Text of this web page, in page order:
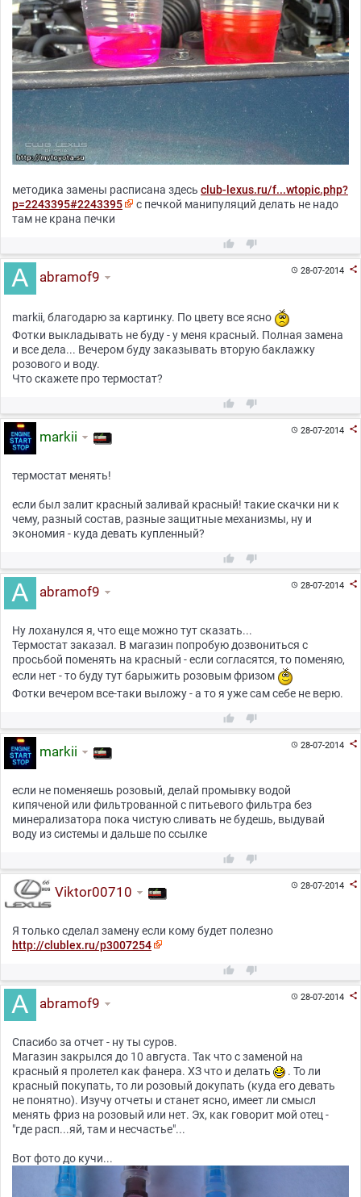
методика замены расписана здесь club-lexus.ru/f...wtopic.php?
p=2243395#2243395
с печкой манипуляций делать не надо
там не крана печки
 
28-07-2014 
abramof9
markii, благодарю за картинку. По цвету все ясно
Фотки выкладывать не буду - у меня красный. Полная замена
и все дела... Вечером буду заказывать вторую баклажку
розового и воду.
Что скажете про термостат?
 
28-07-2014 
markii
термостат менять!
если был залит красный заливай красный! такие скачки ни к
чему, разный состав, разные защитные механизмы, ну и
экономия - куда девать купленный?
 
28-07-2014 
abramof9
Ну лоханулся я, что еще можно тут сказать...
Термостат заказал. В магазин попробую дозвониться с
просьбой поменять на красный - если согласятся, то поменяю,
если нет - то буду тут барыжить розовым фризом
Фотки вечером все-таки выложу - а то я уже сам себе не верю.
 
28-07-2014 
markii
если не поменяешь розовый, делай промывку водой
кипяченой или фильтрованной с питьевого фильтра без
минерализатора пока чистую сливать не будешь, выдувай
воду из системы и дальше по ссылке
 
28-07-2014 
Viktor00710
Я только сделал замену если кому будет полезно
http://clublex.ru/p3007254
 
28-07-2014 
abramof9
Спасибо за отчет - ну ты суров.
Магазин закрылся до 10 августа. Так что с заменой на
красный я пролетел как фанера. ХЗ что и делать
. То ли
красный покупать, то ли розовый докупать (куда его девать
не понятно). Изучу отчеты и станет ясно, имеет ли смысл
менять фриз на розовый или нет. Эх, как говорит мой отец -
"где расп...яй, там и несчастье"...
Вот фото до кучи...